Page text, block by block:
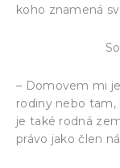
koho znamená
– Domovem mi
rodiny nebo
je také rodná
právo jako člen